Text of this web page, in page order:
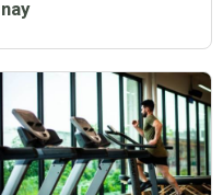
Top 12 nước hoa nam
thơm lâu tốt nhất hiện
nay